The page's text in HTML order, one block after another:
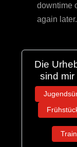
downtime
again later.
Die
sind mir